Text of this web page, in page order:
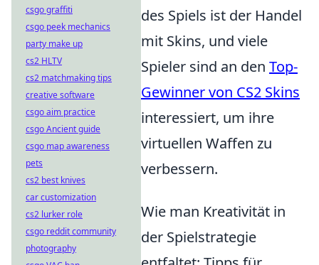
des Spiels ist der Handel
mit Skins, und viele
Spieler sind an den Top-
Gewinner von CS2 Skins
interessiert, um ihre
virtuellen Waffen zu
verbessern.
Wie man Kreativität in
der Spielstrategie
csgo graffiti
csgo peek mechanics
party make up
cs2 HLTV
cs2 matchmaking tips
creative software
csgo aim practice
csgo Ancient guide
csgo map awareness
pets
cs2 best knives
car customization
cs2 lurker role
csgo reddit community
photography